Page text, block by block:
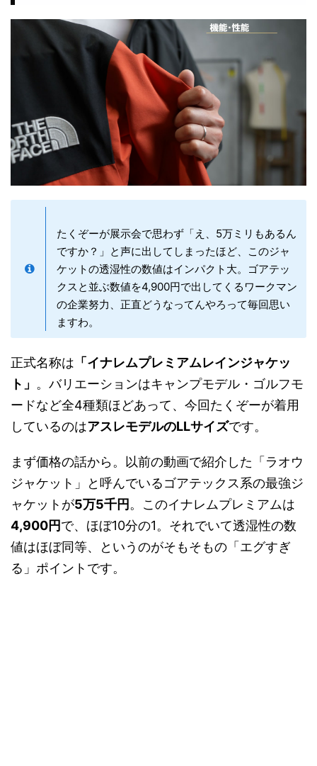
たくぞーが展示会で思わず「え、5万ミリもあるん
ですか？」と声に出してしまったほど、このジャ
ケットの透湿性の数値はインパクト大。ゴアテッ
クスと並ぶ数値を4,900円で出してくるワークマン
の企業努力、正直どうなってんやろって毎回思い
ますわ。
正式名称は 「イナレムプレミアムレインジャケッ
ト」 。バリエーションはキャンプモデル・ゴルフモ
ードなど全4種類ほどあって、今回たくぞーが着用
しているのはアスレモデルのLLサイズです。
まず価格の話から。以前の動画で紹介した「ラオウ
ジャケット」と呼んでいるゴアテックス系の最強ジ
ャケットが5万5千円。このイナレムプレミアムは
4,900円で、ほぼ10分の1。それでいて透湿性の数
値はほぼ同等、というのがそもそもの「エグすぎ
る」ポイントです。